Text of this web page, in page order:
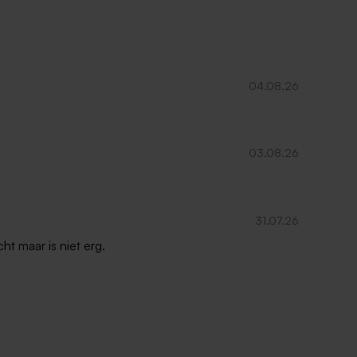
04.08.26
03.08.26
31.07.26
maar is niet erg.